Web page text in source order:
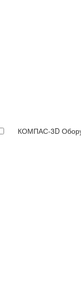
КОМПАС-3D